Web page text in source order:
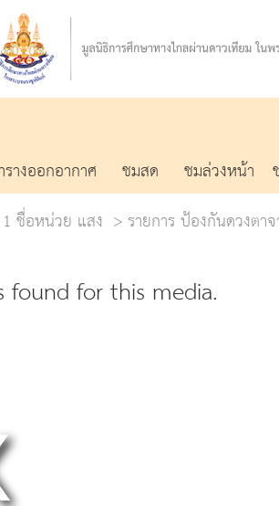
างออกอากาศ ชมสด ชมล่วงหน้า
ชื่อหน่วย แสง
รายการ ป้องกันดวงตา
found for this media.